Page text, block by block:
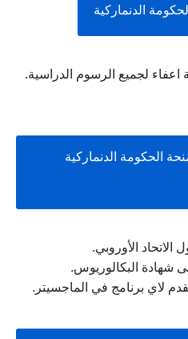
الدنماركية
اعفاء لجميع الرسوم الدراسية.
الأوروبي.
شهادة البكالوريوس.
لاي برنامج في الماجسيتر.